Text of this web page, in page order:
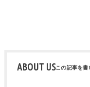
ABOUT US